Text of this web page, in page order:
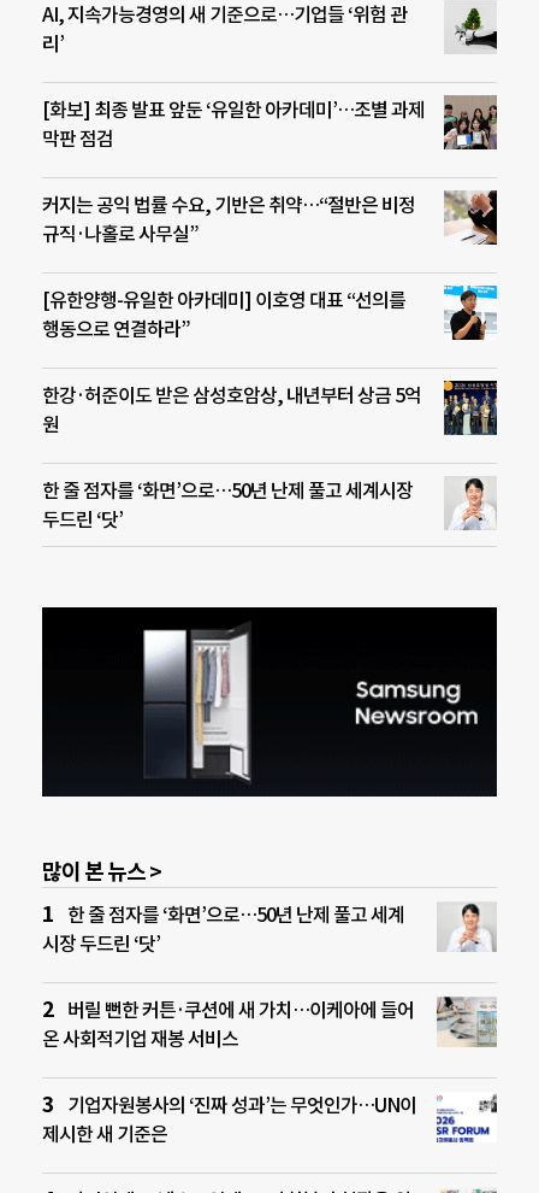
AI, 지속가능경영의 새 기준으로…기업들 ‘위험 관
리’
[화보] 최종 발표 앞둔 ‘유일한 아카데미’…조별 과제
막판 점검
커지는 공익 법률 수요, 기반은 취약…“절반은 비정
규직·나홀로 사무실”
[유한양행-유일한 아카데미] 이호영 대표 “선의를
행동으로 연결하라”
한강·허준이도 받은 삼성호암상, 내년부터 상금 5억
원
한 줄 점자를 ‘화면’으로…50년 난제 풀고 세계시장
두드린 ‘닷’
많이 본 뉴스 >
한 줄 점자를 ‘화면’으로…50년 난제 풀고 세계
시장 두드린 ‘닷’
버릴 뻔한 커튼·쿠션에 새 가치…이케아에 들어
온 사회적기업 재봉 서비스
기업자원봉사의 ‘진짜 성과’는 무엇인가…UN이
제시한 새 기준은